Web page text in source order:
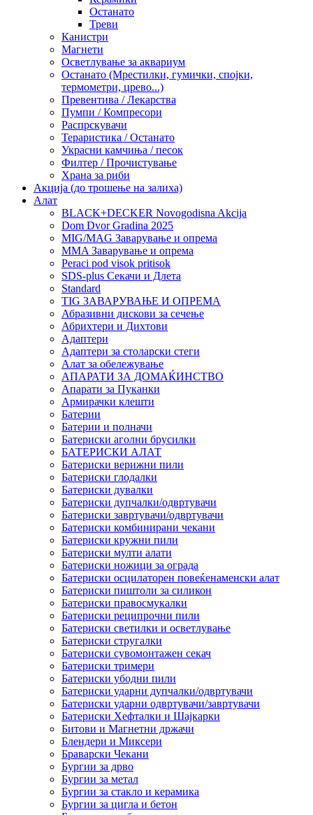
Останато
Треви
Канистри
Магнети
Осветлување за аквариум
Останато (Мрестилки, гумички, спојки,
термометри, црево...)
Превентива / Лекарства
Пумпи / Компресори
Распрскувачи
Тераристика / Останато
Украсни камчиња / песок
Филтер / Прочистување
Храна за риби
Акција (до трошење на залиха)
Алат
BLACK+DECKER Novogodisna Akcija
Dom Dvor Gradina 2025
MIG/MAG Заварување и опрема
MMA Заварување и опрема
Peraci pod visok pritisok
SDS-plus Секачи и Длета
Standard
TIG ЗАВАРУВАЊЕ И ОПРЕМА
Абразивни дискови за сечење
Абрихтери и Дихтови
Адаптери
Адаптери за столарски стеги
Алат за обележување
АПАРАТИ ЗА ДОМАЌИНСТВО
Апарати за Пуканки
Армирачки клешти
Батерии
Батерии и полначи
Батериски аголни брусилки
БАТЕРИСКИ АЛАТ
Батериски верижни пили
Батериски глодалки
Батериски дувалки
Батериски дупчалки/одвртувачи
Батериски завртувачи/одвртувачи
Батериски комбинирани чекани
Батериски кружни пили
Батериски мулти алати
Батериски ножици за ограда
Батериски осцилаторен повеќенаменски алат
Батериски пиштоли за силикон
Батериски правосмукалки
Батериски реципрочни пили
Батериски светилки и осветлување
Батериски стругалки
Батериски сувомонтажен секач
Батериски тримери
Батериски убодни пили
Батериски ударни дупчалки/одвртувачи
Батериски ударни одвртувачи/завртувачи
Батериски Хефталки и Шајкарки
Битови и Магнетни држачи
Блендери и Миксери
Браварски Чекани
Бургии за дрво
Бургии за метал
Бургии за стакло и керамика
Бургии за цигла и бетон